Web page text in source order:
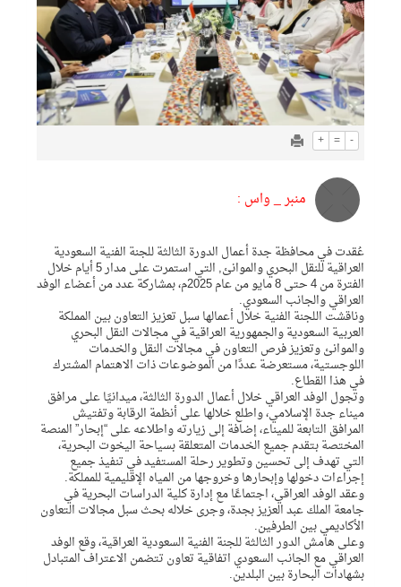
+ = -
منبر _ واس :
عُقدت في محافظة جدة أعمال الدورة الثالثة للجنة الفنية السعودية
العراقية للنقل البحري والموانئ, التي استمرت على مدار 5 أيام خلال
الفترة من 4 حتى 8 مايو من عام 2025م، بمشاركة عدد من أعضاء الوفد
العراقي والجانب السعودي.
وناقشت اللجنة الفنية خلال أعمالها سبل تعزيز التعاون بين المملكة
العربية السعودية والجمهورية العراقية في مجالات النقل البحري
والموانئ وتعزيز فرص التعاون في مجالات النقل والخدمات
اللوجستية، مستعرضة عددًا من الموضوعات ذات الاهتمام المشترك
في هذا القطاع.
وتجول الوفد العراقي خلال أعمال الدورة الثالثة، ميدانيًا على مرافق
ميناء جدة الإسلامي، واطلع خلالها على أنظمة الرقابة وتفتيش
المرافق التابعة للميناء، إضافة إلى زيارته واطلاعه على “إبحار” المنصة
المختصة بتقدم جميع الخدمات المتعلقة بسياحة اليخوت البحرية،
التي تهدف إلى تحسين وتطوير رحلة المستفيد في تنفيذ جميع
إجراءات دخولها وإبحارها وخروجها من المياه الإقليمية للمملكة.
وعقد الوفد العراقي، اجتماعًا مع إدارة كلية الدراسات البحرية في
جامعة الملك عبد العزيز بجدة، وجرى خلاله بحث سبل مجالات التعاون
الأكاديمي بين الطرفين.
وعلى هامش الدور الثالثة للجنة الفنية السعودية العراقية، وقع الوفد
العراقي مع الجانب السعودي اتفاقية تعاون تتضمن الاعتراف المتبادل
بشهادات البحارة بين البلدين.